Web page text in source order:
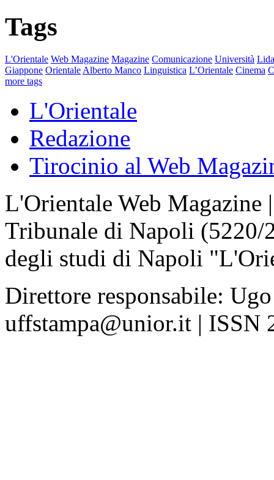
Tags
L'Orientale Web Magazine Magazine Comunicazione Università
Giappone Orientale Alberto Manco Linguistica L’Orientale Cinema
more tags
L'Orientale
Redazione
Tirocinio al Web
L'Orientale Web Magazine
Tribunale di Napoli
degli studi di Napoli
Direttore responsabile:
uffstampa@unior.it | ISSN